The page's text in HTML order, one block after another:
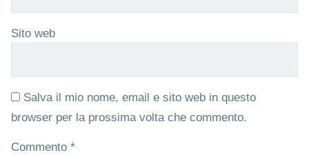
Sito web
Salva il mio nome, email e sito web in questo
browser per la prossima volta che commento.
Commento *